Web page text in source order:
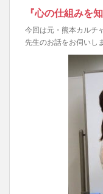
『心の仕組みを
今回は元・熊本カルチ
先生のお話をお伺いし